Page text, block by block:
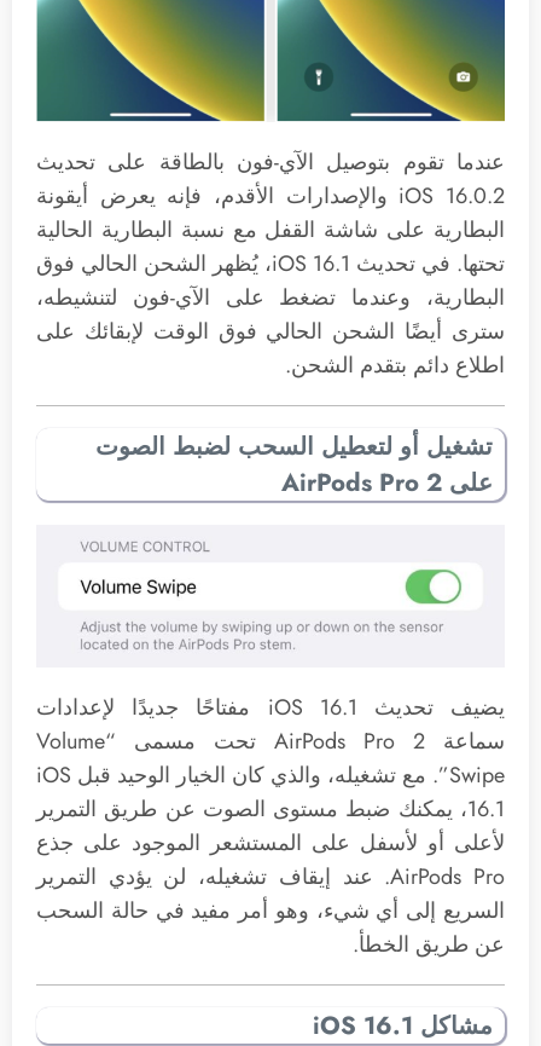
عندما تقوم بتوصيل الآي-فون بالطاقة على تحديث
iOS 16.0.2 والإصدارات الأقدم، فإنه يعرض أيقونة
البطارية على شاشة القفل مع نسبة البطارية الحالية
تحتها. في تحديث iOS 16.1، يُظهر الشحن الحالي فوق
البطارية، وعندما تضغط على الآي-فون لتنشيطه،
سترى أيضًا الشحن الحالي فوق الوقت لإبقائك على
اطلاع دائم بتقدم الشحن.
تشغيل أو لتعطيل السحب لضبط الصوت
على AirPods Pro 2
يضيف تحديث iOS 16.1 مفتاحًا جديدًا لإعدادات
سماعة AirPods Pro 2 تحت مسمى “Volume
Swipe”. مع تشغيله، والذي كان الخيار الوحيد قبل iOS
16.1، يمكنك ضبط مستوى الصوت عن طريق التمرير
لأعلى أو لأسفل على المستشعر الموجود على جذع
AirPods Pro. عند إيقاف تشغيله، لن يؤدي التمرير
السريع إلى أي شيء، وهو أمر مفيد في حالة السحب
عن طريق الخطأ.
مشاكل iOS 16.1